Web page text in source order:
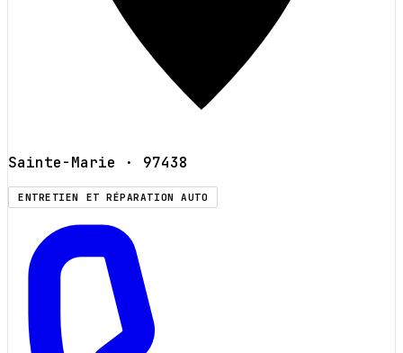
Sainte-Marie · 97438
ENTRETIEN ET RÉPARATION AUTO